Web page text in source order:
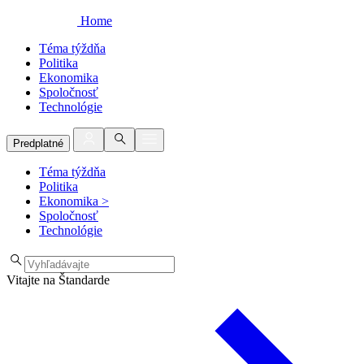
Home
Téma týždňa
Politika
Ekonomika
Spoločnosť
Technológie
Predplatné
Téma týždňa
Politika
Ekonomika >
Spoločnosť
Technológie
Vitajte na Štandarde